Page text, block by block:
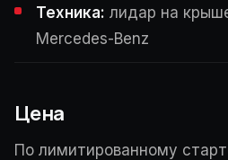
Техника: лидар на
Mercedes-Benz
Цена
По лимитированному